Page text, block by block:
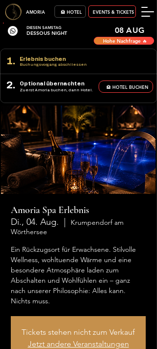
AMORIA 🏨 HOTEL EVENTS & TICKETS
DIESEN SAMSTAG
DESSOUS NIGHT 08 AUG
Hohe Nachfrage 🔥
1. Erlebnis buchen
Buchungsvorgang abschliessen
2. Optional übernachten
Zuerst Amoria buchen, dann Hotel.
🏨 HOTEL BUCHEN
Amoria Spa Erlebnis
Di., 04. Aug.
Krumpendorf am
Wörthersee
Ein Rückzugsort für Erwachsene. Stilvolle
Wellness, wohltuende Wärme und eine
besondere Atmosphäre laden zum
Abschalten und Wohlfühlen ein – ganz
nach unserer Philosophie: Alles kann.
Nichts muss.
Tickets stehen nicht zum Verkauf
Jetzt andere Veranstaltungen